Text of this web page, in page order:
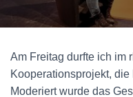
Am Freitag durfte ich im
Kooperationsprojekt,
Moderiert wurde das